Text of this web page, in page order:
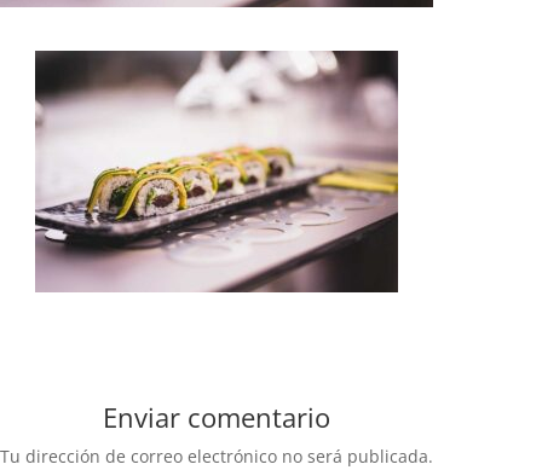
Enviar comentario
Tu dirección de correo electrónico no será publicada.